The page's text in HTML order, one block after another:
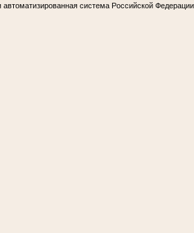
автоматизированная система Российской